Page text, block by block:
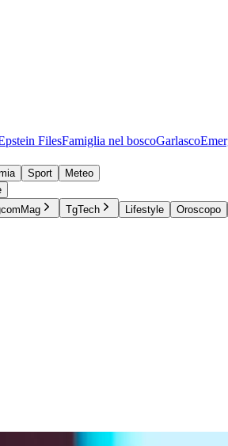
FilesFamiglia nel boscoGarlasco
Sport
Meteo
TgTech Lifestyle Oroscopo